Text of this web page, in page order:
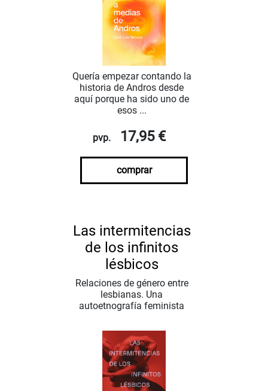
Quería empezar contando la
historia de Andros desde
aquí porque ha sido uno de
esos ...
pvp. 17,95 €
comprar
Las intermitencias
de los infinitos
lésbicos
Relaciones de género entre
lesbianas. Una
autoetnografía feminista